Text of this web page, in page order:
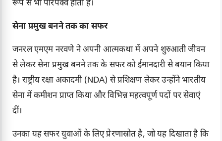
रूप से भी परिपक्व होता है।
सेना प्रमुख बनने तक का सफर
जनरल एमएम नरवणे ने अपनी आत्मकथा में अपने शुरुआती जीवन
से लेकर सेना प्रमुख बनने तक के सफर को ईमानदारी से बयान किया
है। राष्ट्रीय रक्षा अकादमी (NDA) से प्रशिक्षण लेकर उन्होंने भारतीय
सेना में कमीशन प्राप्त किया और विभिन्न महत्वपूर्ण पदों पर सेवाएं
दीं।
उनका यह सफर युवाओं के लिए प्रेरणास्रोत है, जो यह दिखाता है कि